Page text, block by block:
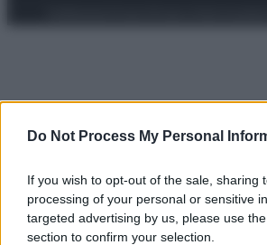
Do Not Process My Personal
If you wish to opt-out of the sale, sharing
processing of your personal or sensitive
targeted advertising by us, please use
section to confirm your selection.